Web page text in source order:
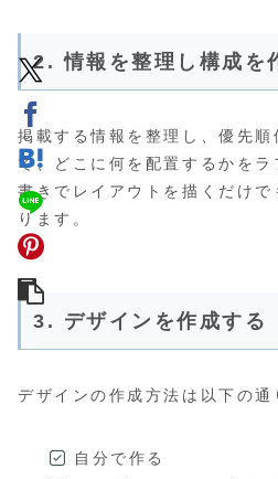
2. 情報を整理し構成を
掲載する情報を整理し、優先順
で、どこに何を配置するかを
書きでレイアウトを描くだけ
ります。
3. デザインを作成する
デザインの作成方法は以下の通
自分で作る